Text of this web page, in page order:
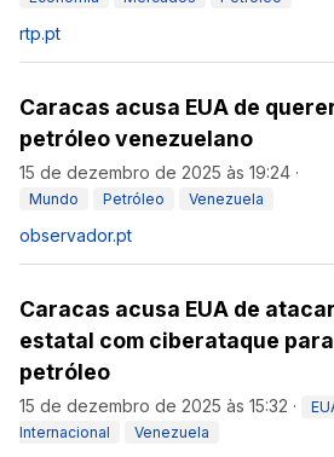
rtp.pt
Caracas acusa EUA de
petróleo venezuelano
15 de dezembro de 2025 às 19:24 ·
Mundo Petróleo Venezuela
observador.pt
Caracas acusa EUA de
estatal com ciberataque
petróleo
15 de dezembro de 2025 às 15:32 ·
Internacional
Venezuela